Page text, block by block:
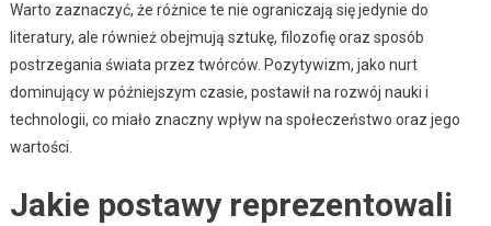
Warto zaznaczyć, że różnice te nie ograniczają się jedynie do
literatury, ale również obejmują sztukę, filozofię oraz sposób
postrzegania świata przez twórców. Pozytywizm, jako nurt
dominujący w późniejszym czasie, postawił na rozwój nauki i
technologii, co miało znaczny wpływ na społeczeństwo oraz jego
wartości.
Jakie postawy reprezentowali